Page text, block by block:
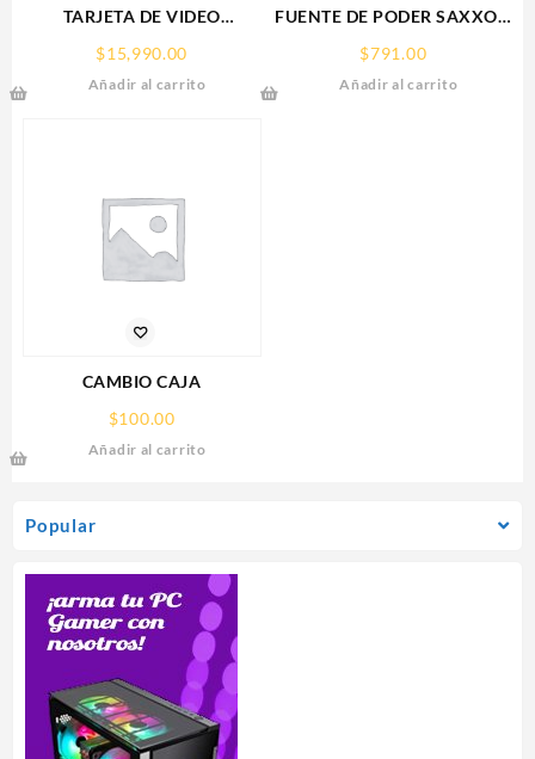
Popular
TARJETA DE VIDEO
R907XGAMINGOCICE-16GD)
RX 9070
$15,990.00
Añadir al carrito
FUENTE DE PODER SAXXON
REGULADA,12V,10
AMPERES,DISTRIBUIDOR
$791.00
Añadir al carrito
CAMBIO CAJA
$100.00
Añadir al carrito